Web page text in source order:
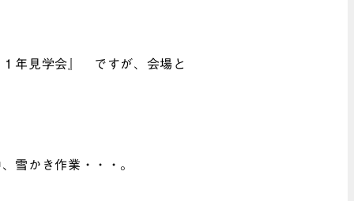
年見学会』 ですが、会場と
雪かき作業・・・。